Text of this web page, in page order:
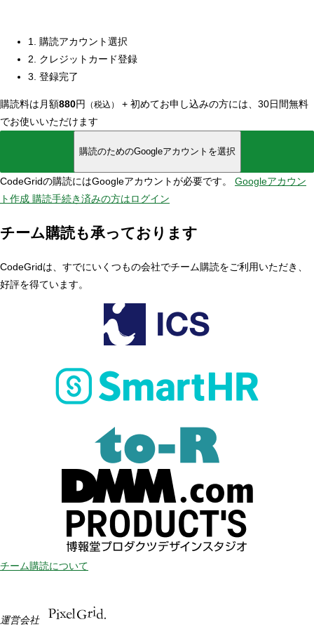
1. 購読アカウント選択
2. クレジットカード登録
3. 登録完了
購読料は月額880円 （税込） + 初めてお申し込みの方には、30日間無料
でお使いいただけます
購読のためのGoogleアカウントを選択
CodeGridの購読にはGoogleアカウントが必要です。 Googleアカウン
ト作成 購読手続き済みの方はログイン
チーム購読も承っております
CodeGridは、すでにいくつもの会社でチーム購読をご利用いただき、
好評を得ています。
チーム購読について
運営会社